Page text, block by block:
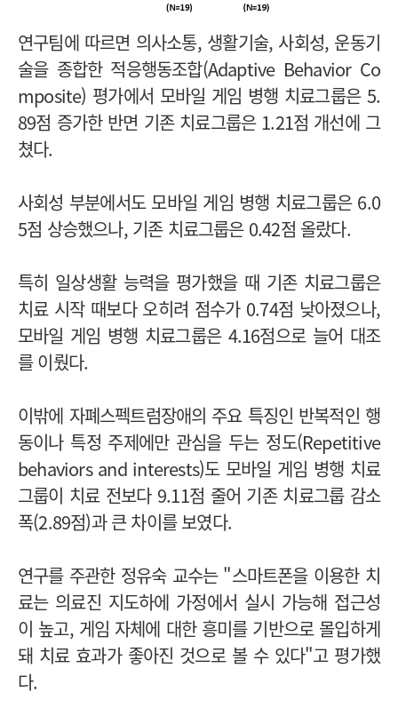
연구팀에 따르면 의사소통, 생활기술, 사회성, 운동기
술을 종합한 적응행동조합(Adaptive Behavior Co
mposite) 평가에서 모바일 게임 병행 치료그룹은 5.
89점 증가한 반면 기존 치료그룹은 1.21점 개선에 그
쳤다.
사회성 부분에서도 모바일 게임 병행 치료그룹은 6.0
5점 상승했으나, 기존 치료그룹은 0.42점 올랐다.
특히 일상생활 능력을 평가했을 때 기존 치료그룹은
치료 시작 때보다 오히려 점수가 0.74점 낮아졌으나,
모바일 게임 병행 치료그룹은 4.16점으로 늘어 대조
를 이뤘다.
이밖에 자폐스펙트럼장애의 주요 특징인 반복적인 행
동이나 특정 주제에만 관심을 두는 정도(Repetitive
behaviors and interests)도 모바일 게임 병행 치료
그룹이 치료 전보다 9.11점 줄어 기존 치료그룹 감소
폭(2.89점)과 큰 차이를 보였다.
연구를 주관한 정유숙 교수는 "스마트폰을 이용한 치
료는 의료진 지도하에 가정에서 실시 가능해 접근성
이 높고, 게임 자체에 대한 흥미를 기반으로 몰입하게
돼 치료 효과가 좋아진 것으로 볼 수 있다"고 평가했
다.